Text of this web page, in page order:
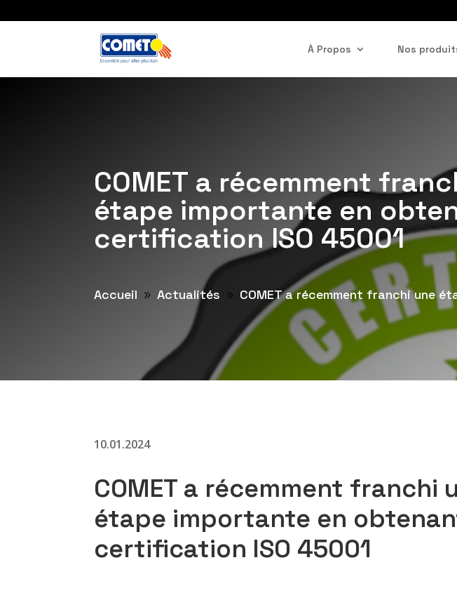
À Propos Nos
COMET a récemment
étape importante en
certification ISO 45001
Accueil 9 Actualités 9 COMET a récemment franchi une
10.01.2024
COMET a récemment franchi
étape importante en
certification ISO 45001